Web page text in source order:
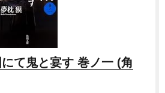
て鬼と宴す 巻ノ一 (角